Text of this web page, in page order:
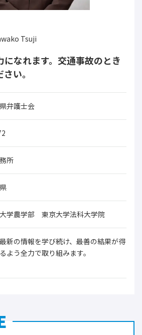
Tsuji
になれます。交通事故のとき
い。
弁護士会
所
学農学部 東京大学法科大学院
新の情報を学び続け、最善の結果が得
よう全力で取り組みます。